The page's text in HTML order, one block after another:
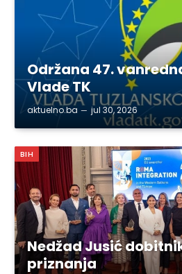
Održana 47.
Vlade TK
aktuelno.ba jul 30, 2026
BIH
Nedžad Jusić
priznanja